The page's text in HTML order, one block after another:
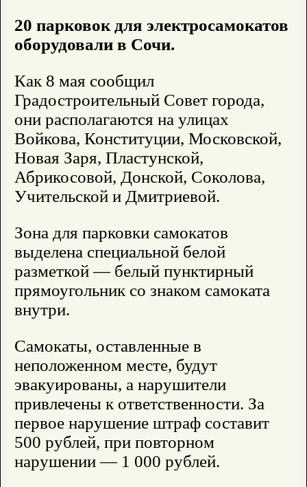
20 парковок для электросамокатов
оборудовали в Сочи.
Как 8 мая сообщил
Градостроительный Совет города,
они располагаются на улицах
Войкова, Конституции, Московской,
Новая Заря, Пластунской,
Абрикосовой, Донской, Соколова,
Учительской и Дмитриевой.
Зона для парковки самокатов
выделена специальной белой
разметкой — белый пунктирный
прямоугольник со знаком самоката
внутри.
Самокаты, оставленные в
неположенном месте, будут
эвакуированы, а нарушители
привлечены к ответственности. За
первое нарушение штраф составит
500 рублей, при повторном
нарушении — 1 000 рублей.